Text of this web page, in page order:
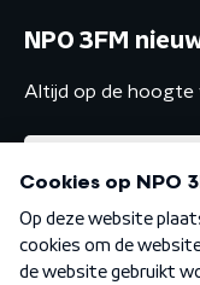
NPO 3FM
Altijd op de hoogte